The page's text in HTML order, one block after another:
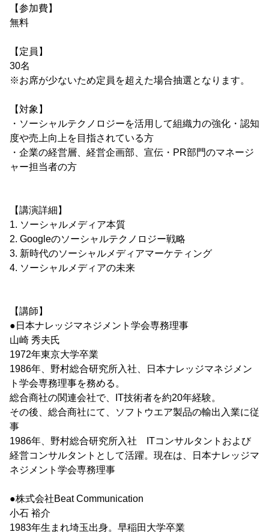
【参加費】
無料
【定員】
30名
※お席が少ないため定員を超えた場合抽選となります。
【対象】
・ソーシャルテクノロジーを活用して組織力の強化・認知
度や売上向上を目指されている方
・企業の経営層、経営企画部、宣伝・PR部門のマネージ
ャー担当者の方
【講演詳細】
1. ソーシャルメディア本質
2. Googleのソーシャルテクノロジー戦略
3. 新時代のソーシャルメディアマーケティング
4. ソーシャルメディアの未来
【講師】
●日本ナレッジマネジメント学会専務理事
山崎 秀夫氏
1972年東京大学卒業
1986年、野村総合研究所入社、日本ナレッジマネジメン
ト学会専務理事を務める。
総合商社の関連会社で、IT技術者を約20年経験。
その後、総合商社にて、ソフトウエア製品の輸出入業に従
事
1986年、野村総合研究所入社 ITコンサルタントおよび
経営コンサルタントとして活躍。現在は、日本ナレッジマ
ネジメント学会専務理事
●株式会社Beat Communication
小石 裕介
1983年生まれ埼玉出身。早稲田大学卒業